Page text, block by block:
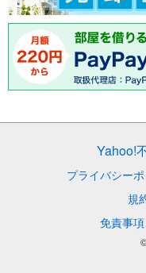
Yahoo!
プライバシー
規
免責事項